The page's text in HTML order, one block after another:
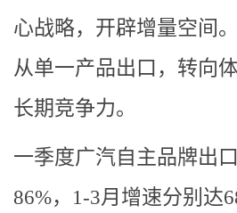
心战略，开辟增量空间
从单一产品出口，转向
长期竞争力。
一季度广汽自主品牌出
86%，1-3月增速分别达